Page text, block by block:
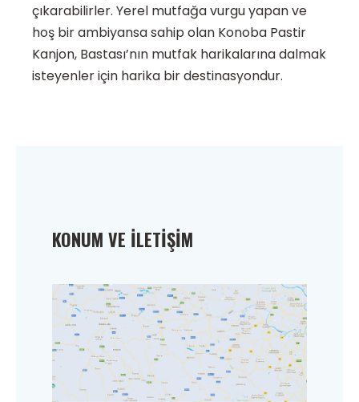
çıkarabilirler. Yerel mutfağa vurgu yapan ve
hoş bir ambiyansa sahip olan Konoba Pastir
Kanjon, Bastası’nın mutfak harikalarına dalmak
isteyenler için harika bir destinasyondur.
KONUM VE İLETIŞIM